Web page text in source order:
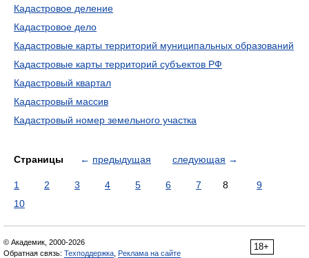
Кадастровое деление
Кадастровое дело
Кадастровые карты территорий муниципальных образований
Кадастровые карты территорий субъектов РФ
Кадастровый квартал
Кадастровый массив
Кадастровый номер земельного участка
Страницы ← предыдущая следующая →
1 2 3 4 5 6 7 8
9
10
18+
© Академик, 2000-2026
Обратная связь: Техподдержка Реклама на сайте